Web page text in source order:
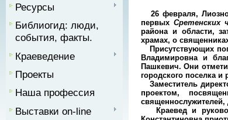
Ресурсы
Библиогид: люди,
события, факты.
Краеведение
Проекты
Наша профессия
Выставки on-line
26 февраля,
первых Сретенских
района и области,
храмах, о
Присутствующих
Владимировна и
Пашкевич. Они
городского поселка
Заместитель
проектом,
Краевед и